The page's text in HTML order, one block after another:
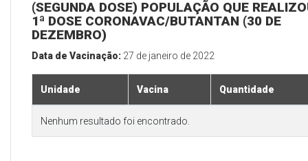
(SEGUNDA DOSE) POPULAÇÃO QUE
1ª DOSE CORONAVAC/BUTANTAN (30 DE
DEZEMBRO)
Data de Vacinação: 27 de janeiro de 2022
Unidade Vacina Quantidade
Nenhum resultado foi encontrado.